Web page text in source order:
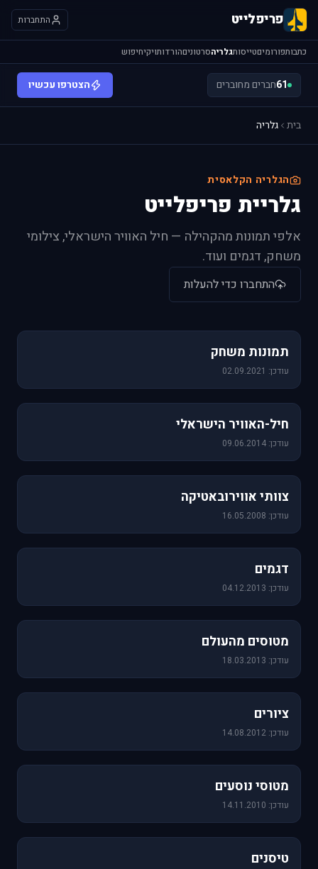
פריפלייט התחברות
כתבותפורומיםטייסותגלריהסרטוניםהורדותויקיחיפוש
61חברים מחוברים הצטרפו עכשיו
בית גלריה
הגלריה הקלאסית
גלריית פריפלייט
אלפי תמונות מהקהילה — חיל האוויר הישראלי, צילומי
משחק, דגמים ועוד.
התחברו כדי להעלות
תמונות משחק
עודכן: 02.09.2021
חיל-האוויר הישראלי
עודכן: 09.06.2014
צוותי אווירובאטיקה
עודכן: 16.05.2008
דגמים
עודכן: 04.12.2013
מטוסים מהעולם
עודכן: 18.03.2013
ציורים
עודכן: 14.08.2012
מטוסי נוסעים
עודכן: 14.11.2010
טיסנים